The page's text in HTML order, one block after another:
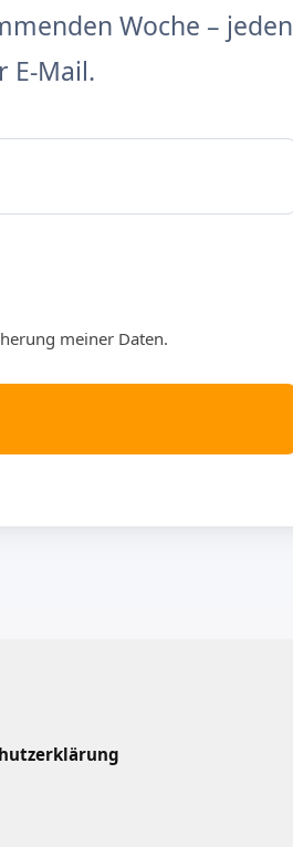
Woche – jeden
E-Mail.
meiner Daten.